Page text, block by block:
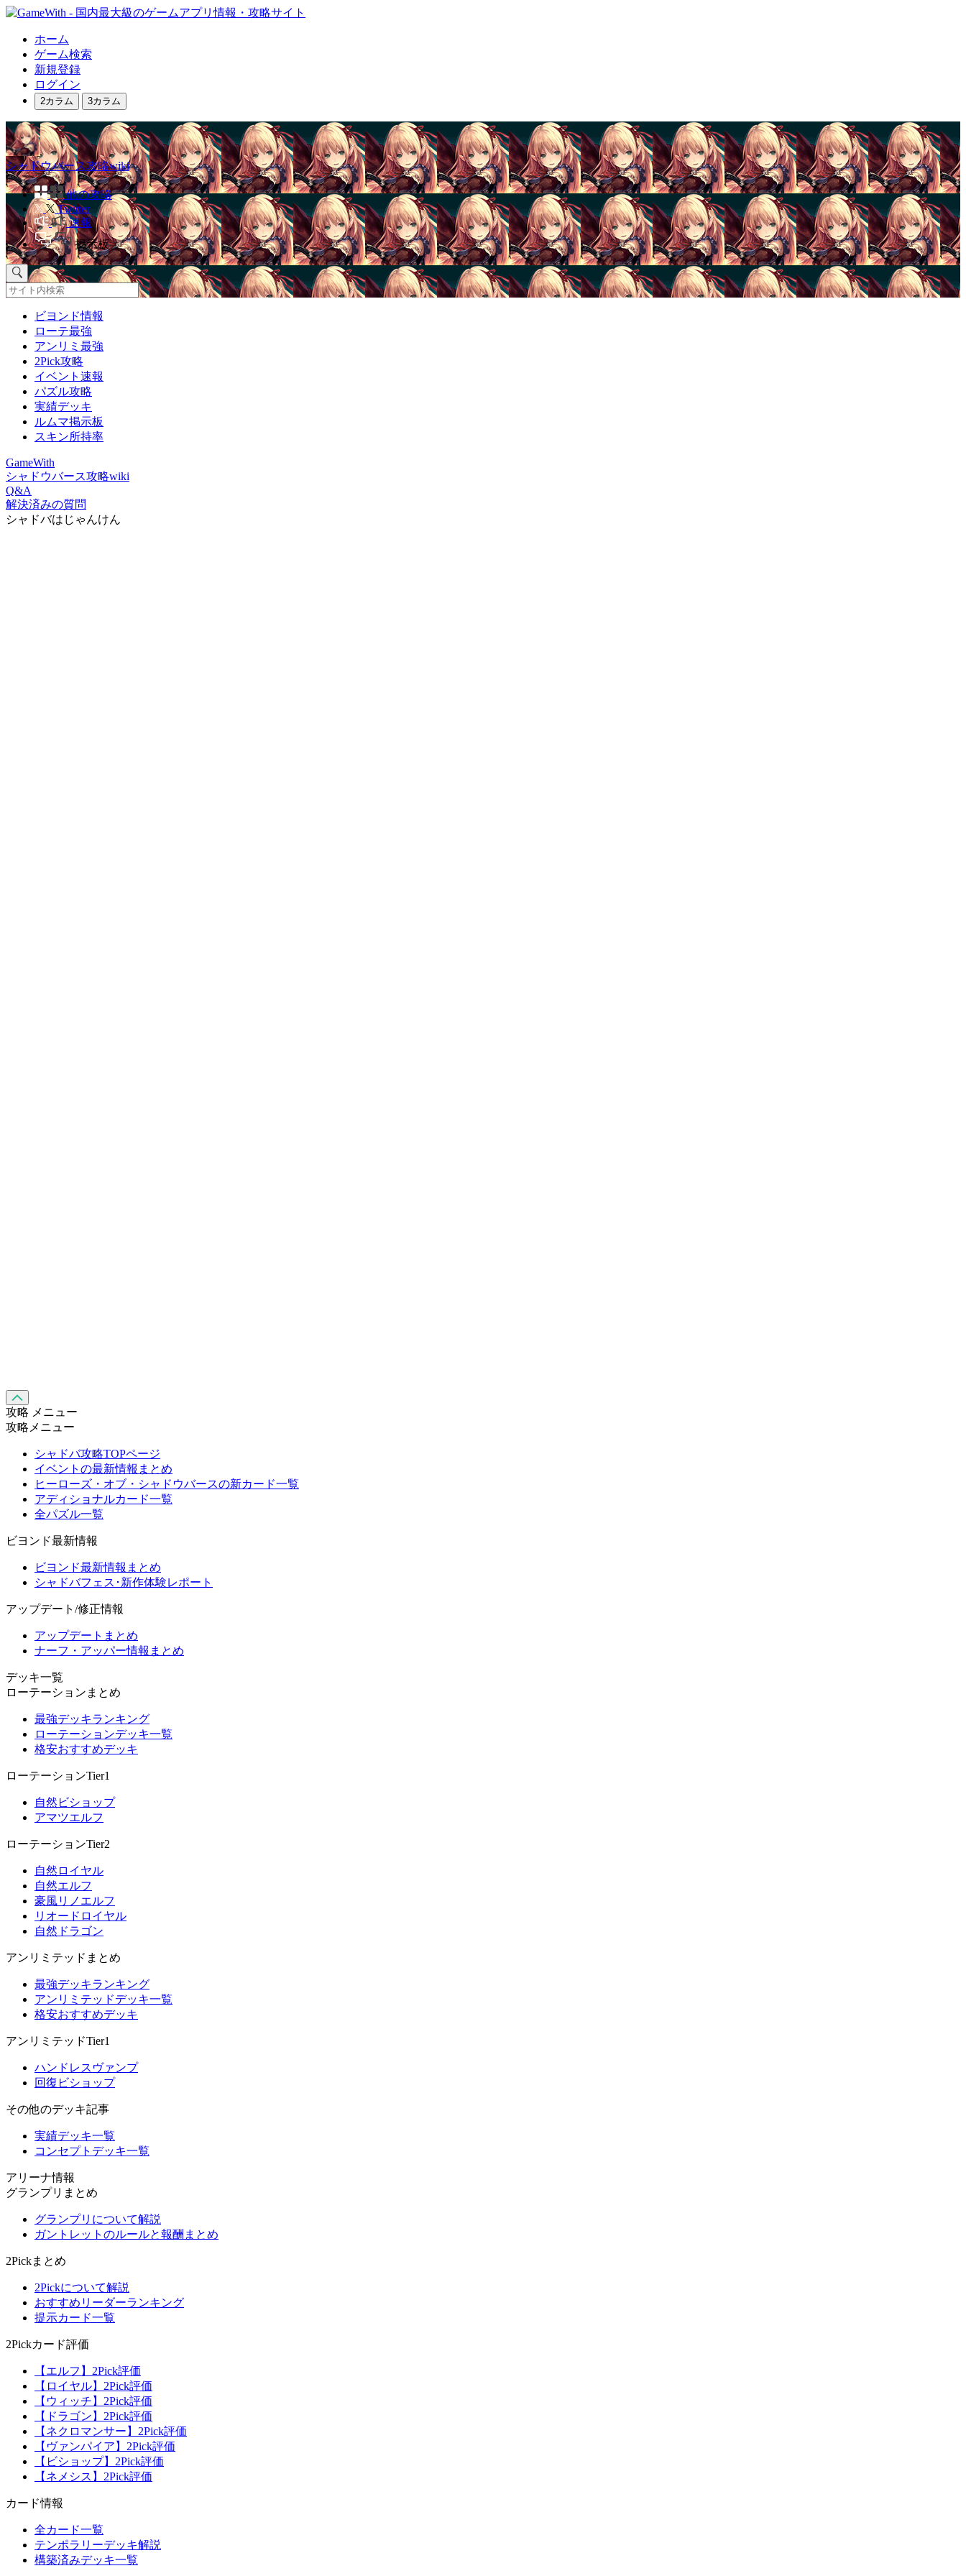
ホーム
ゲーム検索
新規登録
ログイン
2カラム 3カラム
シャドウバース攻略wiki
他の攻略
Twitter
速報
掲示板
ビヨンド情報
ローテ最強
アンリミ最強
2Pick攻略
イベント速報
パズル攻略
実績デッキ
ルムマ掲示板
スキン所持率
GameWith
シャドウバース攻略wiki
Q&A
解決済みの質問
シャドバはじゃんけん
攻略 メニュー
攻略メニュー
シャドバ攻略TOPページ
イベントの最新情報まとめ
ヒーローズ・オブ・シャドウバースの新カード一覧
アディショナルカード一覧
全パズル一覧
ビヨンド最新情報
ビヨンド最新情報まとめ
シャドバフェス･新作体験レポート
アップデート/修正情報
アップデートまとめ
ナーフ・アッパー情報まとめ
デッキ一覧
ローテーションまとめ
最強デッキランキング
ローテーションデッキ一覧
格安おすすめデッキ
ローテーションTier1
自然ビショップ
アマツエルフ
ローテーションTier2
自然ロイヤル
自然エルフ
豪風リノエルフ
リオードロイヤル
自然ドラゴン
アンリミテッドまとめ
最強デッキランキング
アンリミテッドデッキ一覧
格安おすすめデッキ
アンリミテッドTier1
ハンドレスヴァンプ
回復ビショップ
その他のデッキ記事
実績デッキ一覧
コンセプトデッキ一覧
アリーナ情報
グランプリまとめ
グランプリについて解説
ガントレットのルールと報酬まとめ
2Pickまとめ
2Pickについて解説
おすすめリーダーランキング
提示カード一覧
2Pickカード評価
【エルフ】2Pick評価
【ロイヤル】2Pick評価
【ウィッチ】2Pick評価
【ドラゴン】2Pick評価
【ネクロマンサー】2Pick評価
【ヴァンパイア】2Pick評価
【ビショップ】2Pick評価
【ネメシス】2Pick評価
カード情報
全カード一覧
テンポラリーデッキ解説
構築済みデッキ一覧